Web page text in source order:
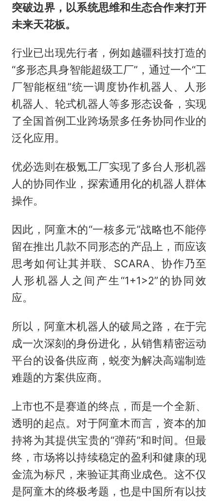
突破边界，以系统思维和生态合作来打开
未来天花板。
行业已出现先行者，例如越疆科技打造的
“多形态具身智能超级工厂”，通过一个“工
厂智能枢纽”统一调度协作机器人、人形
机器人、轮式机器人等多形态设备，实现
了全国首例工业跨场景多任务协同作业的
泛化应用。
优必选则在极氪工厂实现了多台人形机器
人的协同作业，探索通用化的机器人群体
操作。
因此，阿童木的“一核多元”战略也不能停
留在推出几款不同形态的产品上，而应该
思考如何让其并联、SCARA、协作乃至
人形机器人之间产生“1+1>2”的协同效
应。
所以，阿童木机器人的破局之路，在于完
成一次深刻的身份进化，从销售精密运动
平台的设备供应商，蜕变为解决高端制造
难题的方案供应商。
上市也不是赛道的终点，而是一个全新、
透明的起点。对于阿童木而言，资本的加
持将为其提供宝贵的“弹药”和时间。但最
终，市场将以持续稳定的盈利和健康的现
金流为标尺，来验证其商业成色。这不仅
是阿童木的终极考题，也是中国所有以技